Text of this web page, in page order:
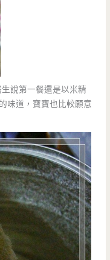
說第一餐還是以米精
味道，寶寶也比較願意